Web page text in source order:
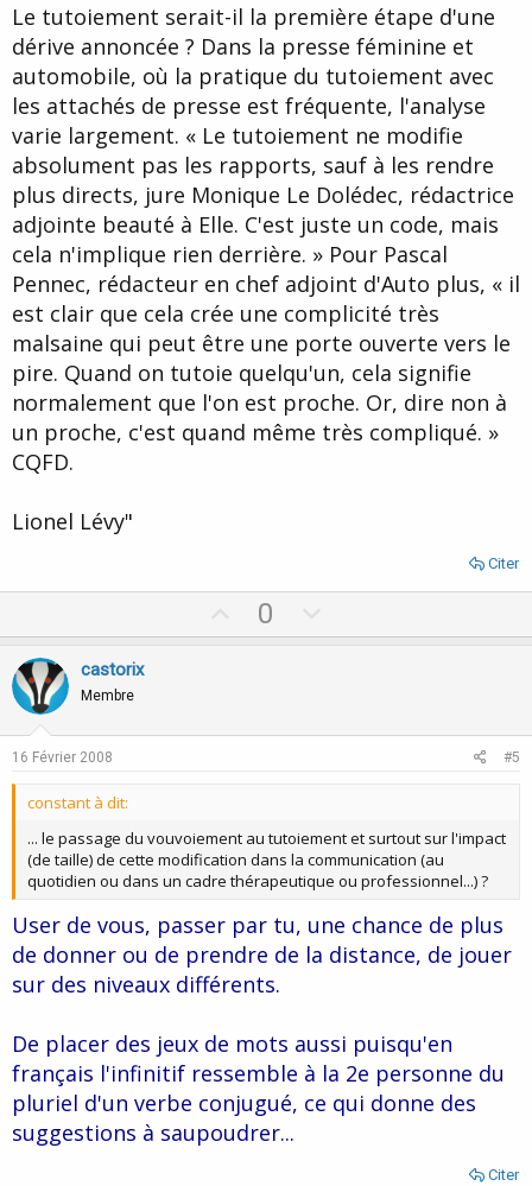
Le tutoiement serait-il la première étape d'une
dérive annoncée ? Dans la presse féminine et
automobile, où la pratique du tutoiement avec
les ­attachés de presse est fréquente, l'analyse
varie largement. « Le tutoiement ne ­modifie
absolument pas les rapports, sauf à les rendre
plus directs, jure Monique Le Dolédec, rédactrice
adjointe beauté à Elle. C'est juste un code, mais
cela n'implique rien derrière. » Pour Pascal
Pennec, rédacteur en chef adjoint d'Auto plus, « il
est clair que cela crée une complicité très
malsaine qui peut être une porte ouverte vers le
pire. Quand on tutoie quelqu'un, cela signifie
normalement que l'on est proche. Or, dire non à
un proche, c'est quand même très compliqué. »
CQFD.
Lionel Lévy"
Citer
p
t
0
o
v
castorix
Membre
16 Février 2008 #5
constant à dit:
... le passage du vouvoiement au tutoiement et surtout sur l'impact
(de taille) de cette modification dans la communication (au
quotidien ou dans un cadre thérapeutique ou professionnel...) ?
User de vous, passer par tu, une chance de plus
de donner ou de prendre de la distance, de jouer
sur des niveaux différents.
De placer des jeux de mots aussi puisqu'en
français l'infinitif ressemble à la 2e personne du
pluriel d'un verbe conjugué, ce qui donne des
suggestions à saupoudrer...
Citer